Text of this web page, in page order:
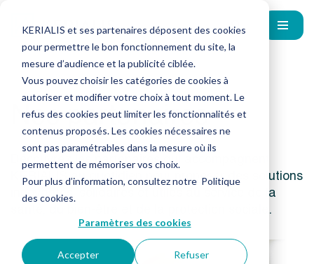
KERIALIS et ses partenaires déposent des cookies
pour permettre le bon fonctionnement du site, la
mesure d’audience et la publicité ciblée.
Vous pouvez choisir les catégories de cookies à
autoriser et modifier votre choix à tout moment. Le
refus des cookies peut limiter les fonctionnalités et
contenus proposés. Les cookies nécessaires ne
sont pas paramétrables dans la mesure où ils
permettent de mémoriser vos choix.
Pour plus d’information, consultez notre Politique
des cookies.
Paramètres des cookies
Accepter Refuser
Nos partenaires
Découvrez les partenaires qui accompagnent
KERIALIS au quotidien pour proposer des solutions
innovantes, solidaires et utiles au service de la
santé, du bien-être et de la protection sociale.